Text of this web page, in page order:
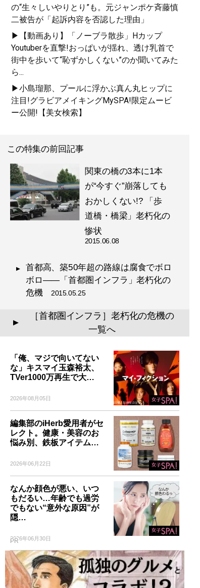
の“生々しいやりとり”も。元ジャンポケ斉藤慎
二被告が「起訴内容を否認した理由」
▶【動画あり】「ノーブラ散歩」Hカップ
Youtuberを直撃!おっぱいが揺れ、透け乳首で
街中を歩いて“恥ずかしくない”のか聞いてみた
ら...
▶小島瑠那、プールに浮かぶ真ん丸ヒップに
注目!グラビアメイキングMySPA!限定ムービ
ー公開!【美女検索】
この特集の前回記事
関東の橋の3本に1本
が“今すぐ”崩落しても
おかしくない!? 「歩
道橋・橋梁」老朽化の
惨状
2015.06.08
首都高、築50年超の路線は腐食でボロ
ボロ――「首都圏インフラ」老朽化の
危機
2015.05.25
▲
［首都圏インフラ］老朽化の危機の
一覧へ
「俺、マジで向いてない
な」キスマイ玉森裕太、
TVer1000万再生で大…
2026年08月05日
編集部のiHerb愛用者がセ
レクト。健康・美容のお
悩み別、鉄板アイテム…
2026年06月22日
なんか顔色が悪い、いつ
もだるい…年齢でも過労
でもない“意外な原因”が
隠…
2026年06月30日
PR